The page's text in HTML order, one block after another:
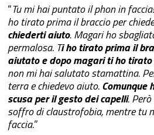
“Tu mi hai puntato il phon in
ho tirato prima il braccio per
chiederti aiuto. Magari ho
permalosa. Ti ho tirato prima il
aiutato e dopo magari ti ho tirato
non mi hai salutato stamattina.
terra e chiedevo aiuto.Comunque
scusa per il gesto dei capelli.
soffro di claustrofobia, mentre tu
faccia.”